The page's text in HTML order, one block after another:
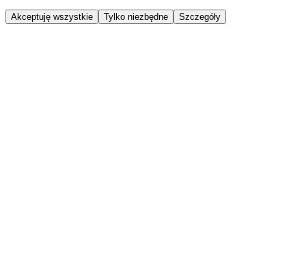
Akceptuję wszystkie Tylko niezbędne Szczegóły